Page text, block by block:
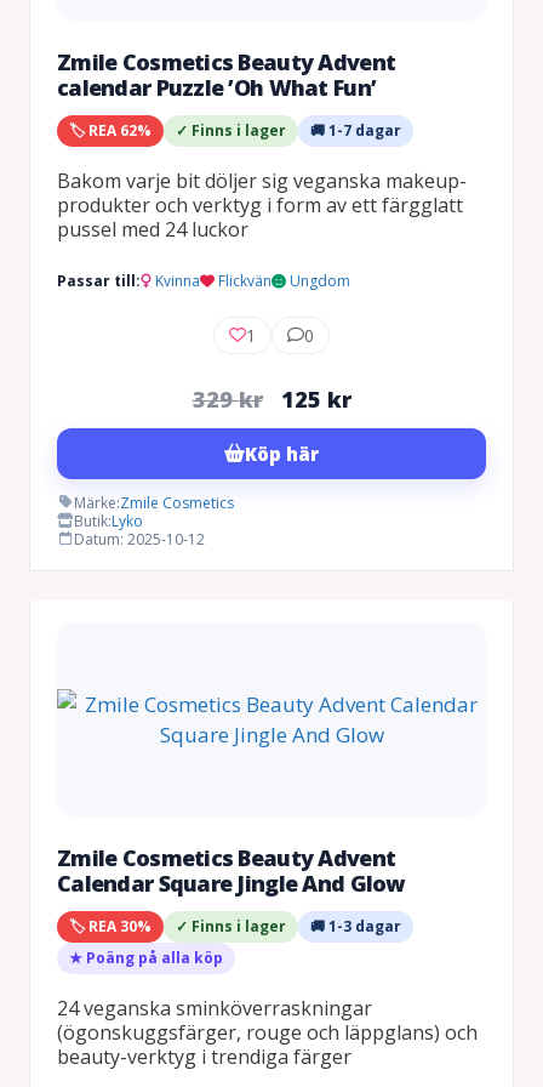
Zmile Cosmetics Beauty Advent
calendar Puzzle ’Oh What Fun’
🏷️ REA 62% ✓ Finns i lager 🚚 1-7 dagar
Bakom varje bit döljer sig veganska makeup-
produkter och verktyg i form av ett färgglatt
pussel med 24 luckor
Passar till: Kvinna Flickvän Ungdom
1 0
329kr
Det
ursprungliga
priset
125 krDet
nuvarande
Köp här
Märke:Zmile Cosmetics
Butik:Lyko
Datum: 2025-10-12
Zmile Cosmetics Beauty Advent
Calendar Square Jingle And Glow
🏷️ REA 30% ✓ Finns i lager
🚚 1-3 dagar
★ Poäng på alla köp
24 veganska sminköverraskningar
(ögonskuggsfärger, rouge och läppglans) och
beauty-verktyg i trendiga färger